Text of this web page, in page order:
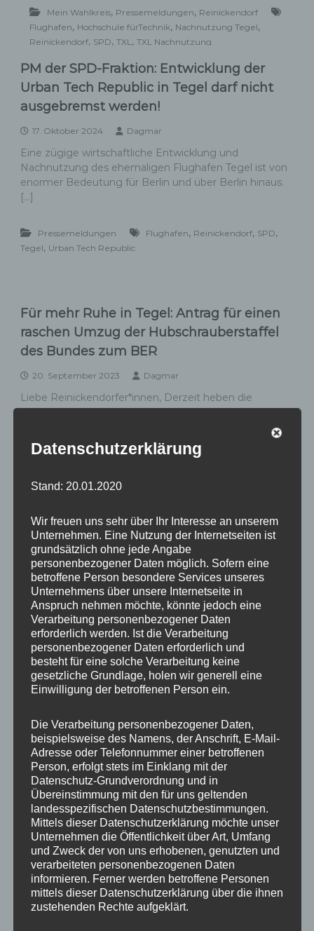
Mein Wahlkreis, Pressemeldungen, Reinickendorf
Flughafen, Hochschule fürTechnik, Nachnutzung Tegel,
Reinickendorf, SPD, TXL , TXL Nachnutzung
PM der SPD-Fraktion: Entwicklung der
Urban Tech Republic in Tegel darf nicht
ausgebremst werden!
17. Oktober 2024 Dagmar
Eine zügige wirtschaftliche Entwicklung und
Nachnutzung des ehemaligen Flughafen Tegel ist von
enormer Bedeutung für Berlin und über Berlin hinaus.
[…]
Pressemeldungen Flughafen, Reinickendorf, SPD,
Tegel, Urban Tech Republic
Für mehr Ruhe in Tegel: Antrag für einen
raschen Umzug der Hubschrauberstaffel
des Bundes zum BER
20. September 2023 Dagmar
Liebe Reinickendorfer*innen, Derzeit heben die
Helikopter der Hubschrauberstaffel der
Bundesregierung weiterhin vom alten Flughafen Tegel
ab, sehr zum Leidwesen der […]
Reinickendorf BER
Reinickendorf, Tegel,TXL,Umzug
Hubschrauberstaffel von Tegel zum BER
31. August 2023 Dagmar
++ Fluglärmbelastung für Anwohner unzumutbar Die
Koalitionsfraktionen von CDU und SPD fordern in
einem gemeinsamen Antrag die vollständige
Verlegung der […]
Nachnutzung Tegel,Reinickendorf,SPD,SPD-Fraktion,
TXL Nachnutzung
Ein Blick in die Zukunft: Die Nachnutzung
des TXL-Geländes
30. Mai 2022 Dagmar
„Die Geschäftsführerin der Tegel Projekt GmbH, Frau
Gudrun Sack, berichtete dem Vorstand der SPD
Reinickendorf über die Entwicklung und aktuelle […]
Datenschutzerklärung
Stand: 20.01.2020
Wir freuen uns sehr über Ihr Interesse an unserem
Unternehmen. Eine Nutzung der Internetseiten ist
grundsätzlich ohne jede Angabe
personenbezogener Daten möglich. Sofern eine
betroffene Person besondere Services unseres
Unternehmens über unsere Internetseite in
Anspruch nehmen möchte, könnte jedoch eine
Verarbeitung personenbezogener Daten
erforderlich werden. Ist die Verarbeitung
personenbezogener Daten erforderlich und
besteht für eine solche Verarbeitung keine
gesetzliche Grundlage, holen wir generell eine
Einwilligung der betroffenen Person ein.
Die Verarbeitung personenbezogener Daten,
beispielsweise des Namens, der Anschrift, E-Mail-
Adresse oder Telefonnummer einer betroffenen
Person, erfolgt stets im Einklang mit der
Datenschutz-Grundverordnung und in
Übereinstimmung mit den für uns geltenden
landesspezifischen Datenschutzbestimmungen.
Mittels dieser Datenschutzerklärung möchte unser
Unternehmen die Öffentlichkeit über Art, Umfang
und Zweck der von uns erhobenen, genutzten und
verarbeiteten personenbezogenen Daten
informieren. Ferner werden betroffene Personen
mittels dieser Datenschutzerklärung über die ihnen
zustehenden Rechte aufgeklärt.